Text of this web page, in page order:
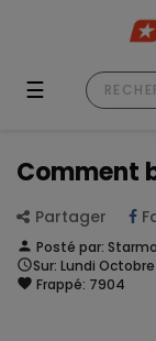
Basculer
☰
Comment
Partager
person Posté par:
Sur: Lundi Octobre
favorite Frappé: 7904